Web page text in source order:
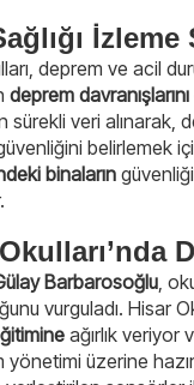
deprem ve acil
deprem
sürekli veri alınarak,
belirlemek
binaların
Barbarosoğlu ,
vurguladı. Hisar
ağırlık veriyor
yönetimi üzerine